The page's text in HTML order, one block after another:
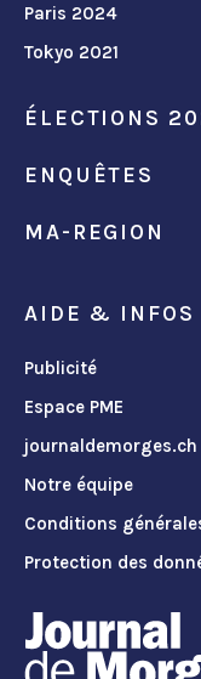
Paris 2024
Tokyo 2021
ÉLECTIONS
ENQUÊTES
MA-REGION
AIDE & INFOS
Publicité
Espace PME
Notre équipe
Conditions
Protection des